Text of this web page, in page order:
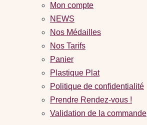
Mon compte
NEWS
Nos Médailles
Nos Tarifs
Panier
Plastique Plat
Politique de confidentialité
Prendre Rendez-vous !
Validation de la commande